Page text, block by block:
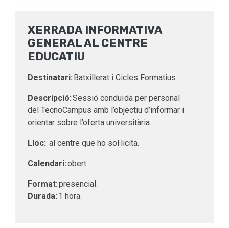
XERRADA INFORMATIVA
GENERAL AL CENTRE
EDUCATIU
Destinatari: Batxillerat i Cicles Formatius
Descripció:Sessió conduïda per personal
del TecnoCampus amb l’objectiu d’informar i
orientar sobre l’oferta universitària.
Lloc: al centre que ho sol·licita.
Calendari:obert.
Format:presencial.
Durada: 1 hora.